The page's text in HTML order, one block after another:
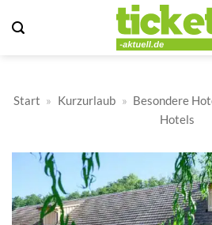
Inhalt
Start » Kurzurlaub » Besondere
Hotels